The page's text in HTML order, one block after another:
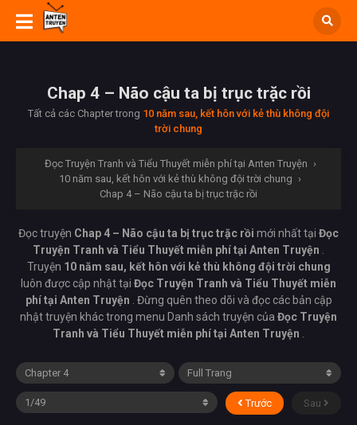
Chap 4 – Não cậu ta bị trục trặc rồi
Tất cả các Chapter trong 10 năm sau, kết hôn với kẻ thù không đội
trời chung
Đọc Truyện Tranh và Tiểu Thuyết miễn phí tại Anten Truyện ›
10 năm sau, kết hôn với kẻ thù không đội trời chung ›
Chap 4 – Não cậu ta bị trục trặc rồi
Đọc truyện Chap 4 – Não cậu ta bị trục trặc rồi mới nhất tại Đọc
Truyện Tranh và Tiểu Thuyết miễn phí tại Anten Truyện
Truyện 10 năm sau, kết hôn với kẻ thù không đội trời chung
luôn được cập nhật tại Đọc Truyện Tranh và Tiểu Thuyết miễn
phí tại Anten Truyện
. Đừng quên theo dõi và đọc các bản cập
nhật truyện khác trong menu Danh sách truyện của Đọc Truyện
Tranh và Tiểu Thuyết miễn phí tại Anten Truyện
Trước Sau